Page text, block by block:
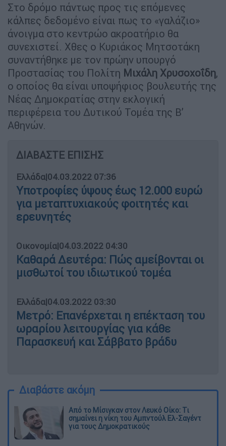
Στο δρόμο πάντως προς τις επόμενες
κάλπες δεδομένο είναι πως το «γαλάζιο»
άνοιγμα στο κεντρώο ακροατήριο θα
συνεχιστεί. Χθες ο Κυριάκος Μητσοτάκη
συναντήθηκε με τον πρώην υπουργό
Προστασίας του Πολίτη Μιχάλη Χρυσοχοΐδη,
ο οποίος θα είναι υποψήφιος βουλευτής της
Νέας Δημοκρατίας στην εκλογική
περιφέρεια του Δυτικού Τομέα της Β’
Αθηνών.
ΔΙΑΒΑΣΤΕ ΕΠΙΣΗΣ
Ελλάδα|04.03.2022 07:36
Υποτροφίες ύψους έως 12.000 ευρώ
για μεταπτυχιακούς φοιτητές και
ερευνητές
Οικονομία|04.03.2022 04:30
Καθαρά Δευτέρα: Πώς αμείβονται οι
μισθωτοί του ιδιωτικού τομέα
Ελλάδα|04.03.2022 03:30
Μετρό: Επανέρχεται η επέκταση του
ωραρίου λειτουργίας για κάθε
Παρασκευή και Σάββατο βράδυ
Διαβάστε ακόμη
Από το Μίσιγκαν στον Λευκό Οίκο: Τι
σημαίνει η νίκη του Αμπντούλ Ελ-Σαγέντ
για τους Δημοκρατικούς